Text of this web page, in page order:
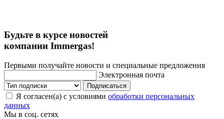
Будьте в курсе новостей
компании Immergas!
Первыми получайте новости и специальные предложения
Электронная почта
Подписаться
Я согласен(а) с условиями обработки персональных
данных
Мы в соц. сетях